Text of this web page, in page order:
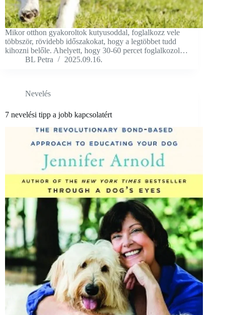
Mikor otthon gyakoroltok kutyusoddal, foglalkozz vele
többször, rövidebb időszakokat, hogy a legtöbbet tudd
kihozni belőle. Ahelyett, hogy 30-60 percet foglalkozol…
BL Petra
2025.09.16.
Nevelés
7 nevelési tipp a jobb kapcsolatért